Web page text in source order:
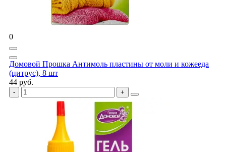
0
Домовой Прошка Антимоль пластины от моли и кожееда
(цитрус), 8 шт
44 руб.